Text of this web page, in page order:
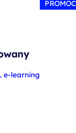
e-learning